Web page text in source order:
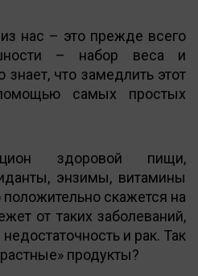
нас – это прежде всего
– набор веса и
знает, что замедлить этот
самых простых
здоровой пищи,
энзимы, витамины
скажется на
от таких заболеваний,
и рак. Так
продукты?